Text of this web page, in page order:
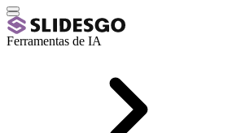
Ferramentas de IA